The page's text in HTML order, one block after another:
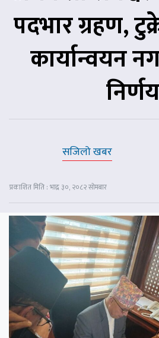
पदभार ग्रहण,
कार्यान्वयन
निर्णय
सजिलो खबर
प्रकाशित मिति : भाद्र ३०, २०८२ सोमबार